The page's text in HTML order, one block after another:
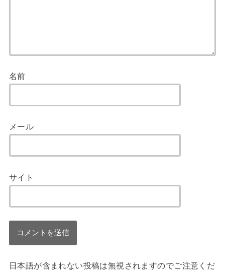
名前
メール
サイト
日本語が含まれない投稿は無視されますのでご注意くだ